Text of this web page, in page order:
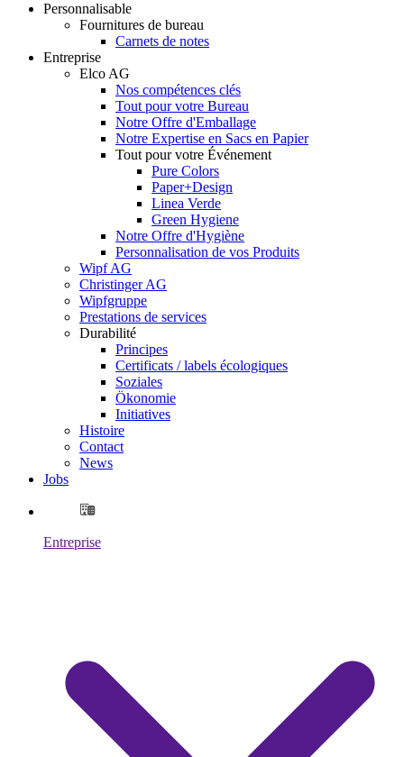
Personnalisable
Fournitures de bureau
Carnets de notes
Entreprise
Elco AG
Nos compétences clés
Tout pour votre Bureau
Notre Offre d'Emballage
Notre Expertise en Sacs en Papier
Tout pour votre Événement
Pure Colors
Paper+Design
Linea Verde
Green Hygiene
Notre Offre d'Hygiène
Personnalisation de vos Produits
Wipf AG
Christinger AG
Wipfgruppe
Prestations de services
Durabilité
Principes
Certificats / labels écologiques
Soziales
Ökonomie
Initiatives
Histoire
Contact
News
Jobs
Entreprise